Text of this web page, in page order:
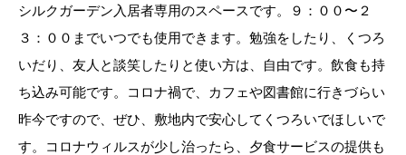
シルクガーデン入居者専用のスペースです。９：００〜２
３：００までいつでも使用できます。勉強をしたり、くつろ
いだり、友人と談笑したりと使い方は、自由です。飲食も持
ち込み可能です。コロナ禍で、カフェや図書館に行きづらい
昨今ですので、ぜひ、敷地内で安心してくつろいでほしいで
す。コロナウィルスが少し治ったら、夕食サービスの提供も